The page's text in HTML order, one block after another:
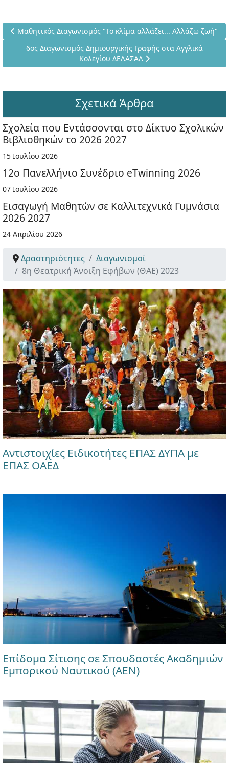
Προηγούμενο άρθρο: Μαθητικός Διαγωνισμός "Το κλίμα
Μαθητικός Διαγωνισμός "Το κλίμα αλλάζει... Αλλάζω ζωή"
Επόμενο άρθρο: 6ος Διαγωνισμός Δημιουργικής Γραφής
6ος Διαγωνισμός Δημιουργικής Γραφής στα Αγγλικά
Κολεγίου ΔΕΛΑΣΑΛ
Σχετικά Άρθρα
Σχολεία που Εντάσσονται στο Δίκτυο Σχολικών
Βιβλιοθηκών το 2026 2027
15 Ιουλίου 2026
12ο Πανελλήνιο Συνέδριο eTwinning 2026
07 Ιουλίου 2026
Εισαγωγή Μαθητών σε Καλλιτεχνικά Γυμνάσια
2026 2027
24 Απριλίου 2026
Δραστηριότητες
Διαγωνισμοί
8η Θεατρική Άνοιξη Εφήβων (ΘΑΕ) 2023
Αντιστοιχίες Ειδικοτήτες ΕΠΑΣ ΔΥΠΑ με
ΕΠΑΣ ΟΑΕΔ
Επίδομα Σίτισης σε Σπουδαστές Ακαδημιών
Εμπορικού Ναυτικού (ΑΕΝ)